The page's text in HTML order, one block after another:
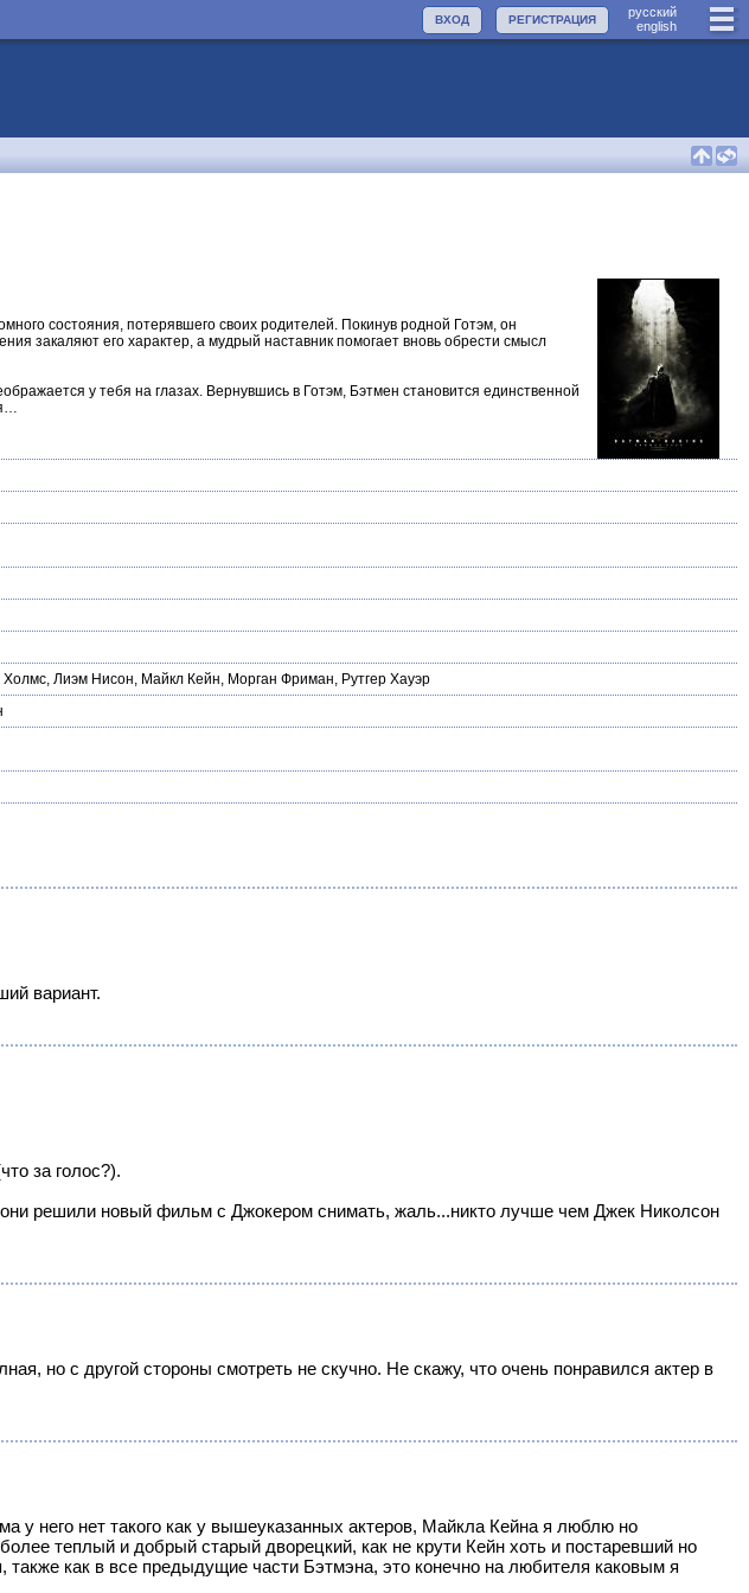
руccкий
english
РЕГИСТРАЦИЯ
ВХОД
состояния, потерявшего своих родителей. Покинув родной Готэм, он
закаляют его характер, а мудрый наставник помогает вновь обрести смысл
у тебя на глазах. Вернувшись в Готэм, Бэтмен становится единственной
Холмс, Лиэм Нисон, Майкл Кейн, Морган Фриман, Рутгер Хауэр
вариант.
за голос?).
решили новый фильм с Джокером снимать, жаль...никто лучше чем Джек Николсон
но с другой стороны смотреть не скучно. Не скажу, что очень понравился актер в
у него нет такого как у вышеуказанных актеров, Майкла Кейна я люблю но
теплый и добрый старый дворецкий, как не крути Кейн хоть и постаревший но
как в все предыдущие части Бэтмэна, это конечно на любителя каковым я